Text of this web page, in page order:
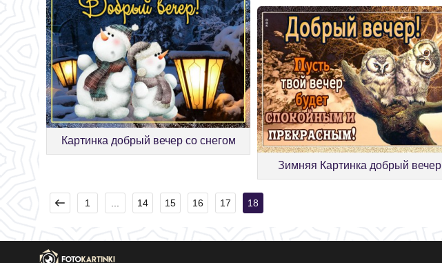
Картинка добрый вечер со снегом
Зимняя Картинка добрый вечер
1 14 15 16 17 18